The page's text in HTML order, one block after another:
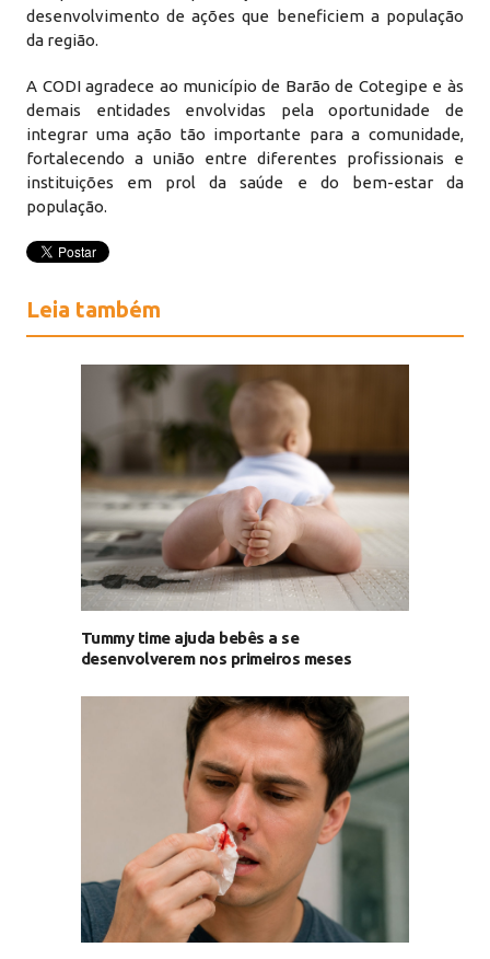
desenvolvimento de ações que beneficiem a população
da região.
A CODI agradece ao município de Barão de Cotegipe e às
demais entidades envolvidas pela oportunidade de
integrar uma ação tão importante para a comunidade,
fortalecendo a união entre diferentes profissionais e
instituições em prol da saúde e do bem-estar da
população.
Leia também
Tummy time ajuda bebês a se
desenvolverem nos primeiros meses